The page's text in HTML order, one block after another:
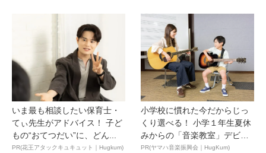
いま最も相談したい保育士・
てぃ先生がアドバイス！ 子ど
もの“おてつだい”に、どん...
PR(花王アタックキュキュット｜Hugkum)
小学校に慣れた今だからじっ
くり選べる！ 小学１年生夏休
みからの「音楽教室」デビ
ュ...
PR(ヤマハ音楽振興会｜HugKum)